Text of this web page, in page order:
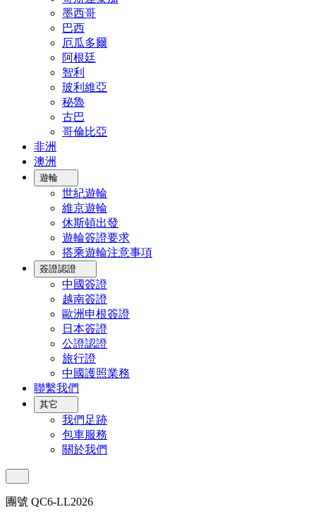
墨西哥
巴西
厄瓜多爾
阿根廷
智利
玻利維亞
秘魯
古巴
哥倫比亞
非洲
澳洲
遊輪
世紀遊輪
維京遊輪
休斯頓出發
遊輪簽證要求
搭乘遊輪注意事項
簽證認證
中國簽證
越南簽證
歐洲申根簽證
日本簽證
公證認證
旅行證
中國護照業務
聯繫我們
其它
我們足跡
包車服務
關於我們
團號 QC6-LL2026